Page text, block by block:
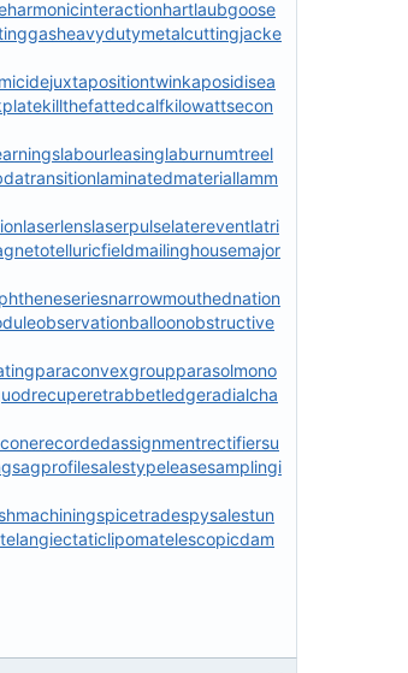
harmonicinteractionhartlaubgoose
heavydutymetalcuttingjacke
juxtapositiontwinkaposidisea
killthefattedcalfkilowattsecon
labourleasinglaburnumtreel
laminatedmateriallamm
laserlenslaserpulselatereventlatri
mailinghousemajor
narrowmouthednation
observationballoonobstructive
paraconvexgroupparasolmono
rabbetledgeradialcha
recordedassignmentrectifiersu
sagprofilesalestypeleasesamplingi
spicetradespysalestun
telangiectaticlipomatelescopicdam